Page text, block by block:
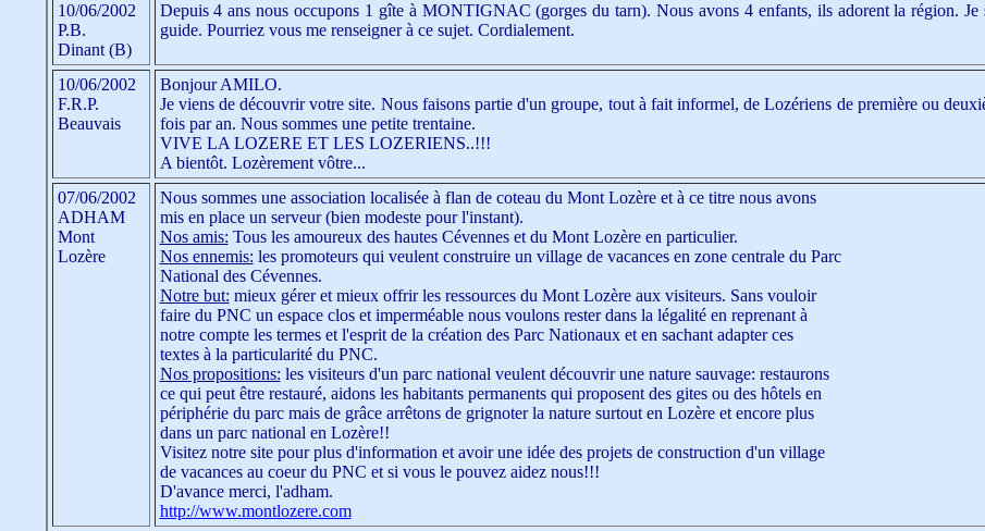
10/06/2002
P.B.
Dinant (B)
Depuis 4 ans nous occupons 1 gîte à MONTIGNAC (gorges du tarn). Nous avons 4 enfants, ils adorent la région. Je
guide. Pourriez vous me renseigner à ce sujet. Cordialement.
10/06/2002
F.R.P.
Beauvais
Bonjour AMILO.
Je viens de découvrir votre site. Nous faisons partie d'un groupe, tout à fait informel, de Lozériens de première ou
fois par an. Nous sommes une petite trentaine.
VIVE LA LOZERE ET LES LOZERIENS..!!!
A bientôt. Lozèrement vôtre...
07/06/2002
ADHAM
Mont
Lozère
Nous sommes une association localisée à flan de coteau du Mont Lozère et à ce titre nous avons
mis en place un serveur (bien modeste pour l'instant).
Nos amis: Tous les amoureux des hautes Cévennes et du Mont Lozère en particulier.
Nos ennemis: les promoteurs qui veulent construire un village de vacances en zone centrale du Parc
National des Cévennes.
Notre but: mieux gérer et mieux offrir les ressources du Mont Lozère aux visiteurs. Sans vouloir
faire du PNC un espace clos et imperméable nous voulons rester dans la légalité en reprenant à
notre compte les termes et l'esprit de la création des Parc Nationaux et en sachant adapter ces
textes à la particularité du PNC.
Nos propositions: les visiteurs d'un parc national veulent découvrir une nature sauvage: restaurons
ce qui peut être restauré, aidons les habitants permanents qui proposent des gites ou des hôtels en
périphérie du parc mais de grâce arrêtons de grignoter la nature surtout en Lozère et encore plus
dans un parc national en Lozère!!
Visitez notre site pour plus d'information et avoir une idée des projets de construction d'un village
de vacances au coeur du PNC et si vous le pouvez aidez nous!!!
D'avance merci, l'adham.
http://www.montlozere.com